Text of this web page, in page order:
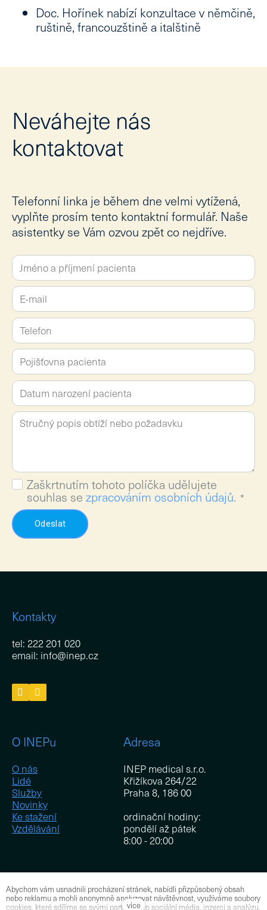
Doc. Hořínek nabízí konzultace v němčině,
ruštině, francouzštině a italštině
Neváhejte nás
kontaktovat
Telefonní linka je během dne velmi vytížená,
vyplňte prosím tento kontaktní formulář. Naše
asistentky se Vám ozvou zpět co nejdříve.
Zaškrtnutím tohoto políčka udělujete
souhlas se zpracováním osobních údajů. *
Odeslat
Kontakty
tel: 222 201 020
email: info@inep.cz
O INEPu
O nás
Lidé
Služby
Novinky
Ke stažení
Vzdělávání
Adresa
INEP medical s.r.o.
Křižíkova 264/22
Praha 8, 186 00
ordinační hodiny:
pondělí až pátek
8:00 - 20:00
Pro zaměstnance
Abychom vám usnadnili procházení stránek, nabídli přizpůsobený obsah
nebo reklamu a mohli anonymně analyzovat návštěvnost, využíváme soubory
cookies, které sdílíme se svými partnery pro sociální média, inzerci a analýzu.
více